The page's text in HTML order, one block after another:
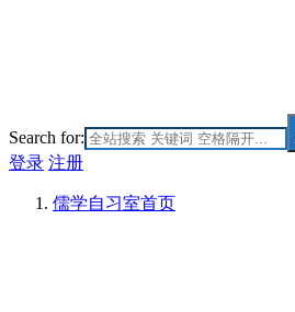
Search for:
登录 注册
儒学自习室首页